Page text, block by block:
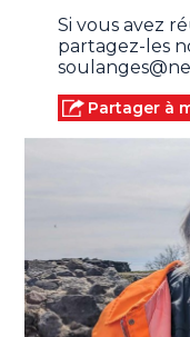
Si vous avez
partagez-les
Partager à